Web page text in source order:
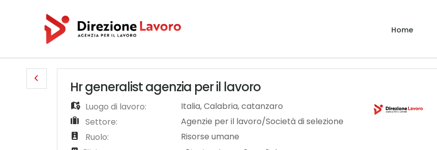
Home
Hr generalist agenzia per il lavoro
Luogo di lavoro: Italia,Calabria,catanzaro
Settore:
Agenzie per il lavoro/Società di selezione
Ruolo:
Risorse umane